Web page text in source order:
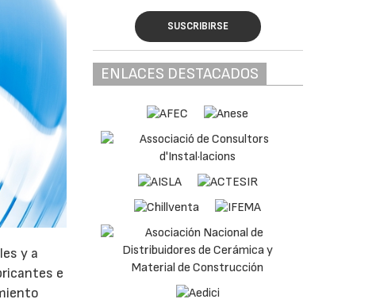
y a
e
SUSCRIBIRSE
ENLACES DESTACADOS